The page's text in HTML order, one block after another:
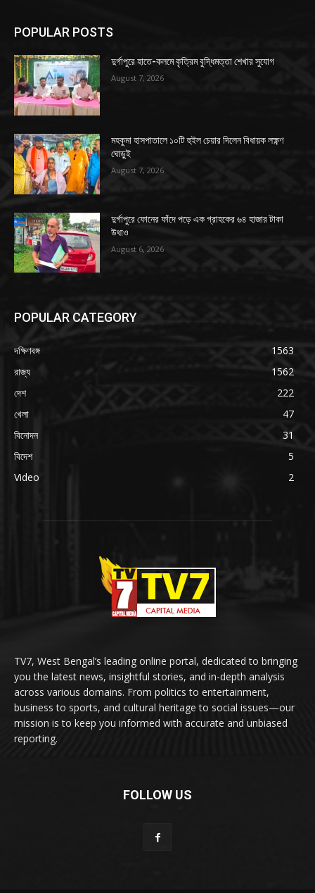
POPULAR POSTS
দুর্গাপুরে হাতে-কলমে কৃত্রিম বুদ্ধিমত্তা শেখার সুযোগ
August 7, 2026
মহকুমা হাসপাতালে ১০টি হুইল চেয়ার দিলেন বিধায়ক লক্ষ্ণণ
ঘোড়ুই
August 7, 2026
দুর্গাপুরে ফোনের ফাঁদে পড়ে এক গ্রাহকের ৬৪ হাজার টাকা
উধাও
August 6, 2026
POPULAR CATEGORY
দক্ষিণবঙ্গ
1563
রাজ্য
1562
দেশ
222
খেলা
47
বিনোদন
31
বিদেশ
5
Video
2
TV7, West Bengal’s leading online portal, dedicated to bringing
you the latest news, insightful stories, and in-depth analysis
across various domains. From politics to entertainment,
business to sports, and cultural heritage to social issues—our
mission is to keep you informed with accurate and unbiased
reporting.
FOLLOW US